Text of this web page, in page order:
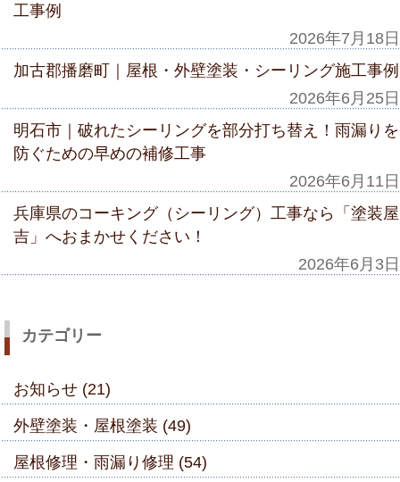
工事例
2026年7月18日
加古郡播磨町｜屋根・外壁塗装・シーリング施工事例
2026年6月25日
明石市｜破れたシーリングを部分打ち替え！雨漏りを
防ぐための早めの補修工事
2026年6月11日
兵庫県のコーキング（シーリング）工事なら「塗装屋
吉」へおまかせください！
2026年6月3日
カテゴリー
お知らせ (21)
外壁塗装・屋根塗装 (49)
屋根修理・雨漏り修理 (54)